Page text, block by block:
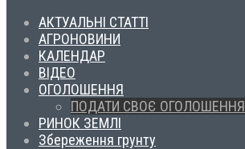
АКТУАЛЬНІ СТАТТІ
АГРОНОВИНИ
КАЛЕНДАР
ВІДЕО
ОГОЛОШЕННЯ
ПОДАТИ СВОЄ ОГОЛОШЕННЯ
РИНОК ЗЕМЛІ
Збереження грунту